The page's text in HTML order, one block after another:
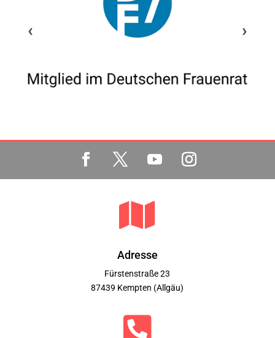
‹ ›

Adresse
Fürstenstraße 23
87439 Kempten (Allgäu)
